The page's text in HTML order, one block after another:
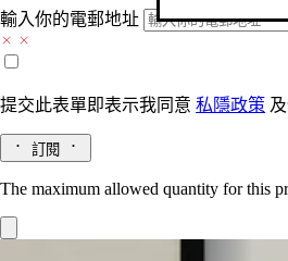
輸入你的電郵地址
提交此表單即表示我同意 私隱政策 及
訂閱
The maximum allowed quantity for this